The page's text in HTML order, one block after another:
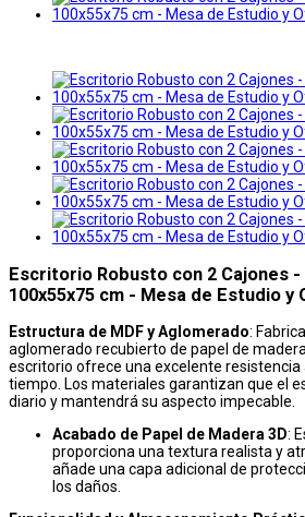
Escritorio Robusto con 2 Cajones
100x55x75 cm - Mesa de Estudio y
Estructura de MDF y Aglomerado:
aglomerado recubierto de papel de
escritorio ofrece una excelente resistencia
tiempo. Los materiales garantizan que el
diario y mantendrá su aspecto impecable.
Acabado de Papel de Madera 3D:
proporciona una textura realista y
añade una capa adicional de
los daños.